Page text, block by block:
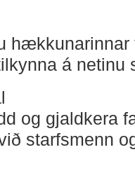
á netinu
og gjaldkera
starfsmenn